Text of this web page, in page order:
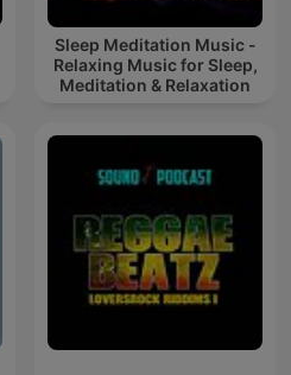
Sleep Meditation Music -
Relaxing Music for Sleep,
Meditation & Relaxation